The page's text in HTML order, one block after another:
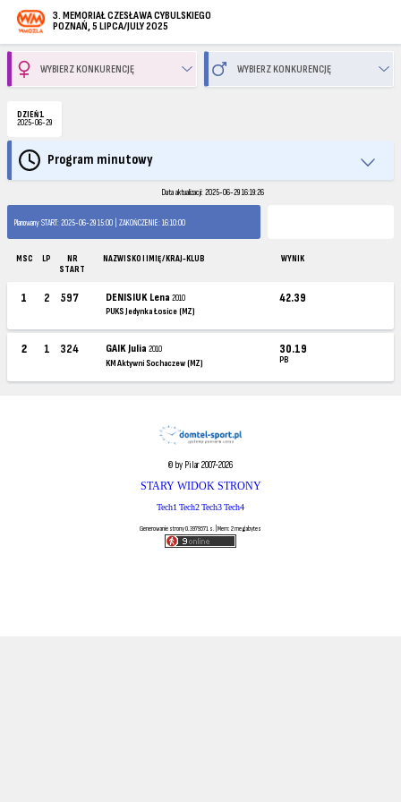
3. MEMORIAŁ CZESŁAWA CYBULSKIEGO
POZNAŃ, 5 LIPCA/JULY 2025
DZIEŃ 1
2025-06-29
Program minutowy
Data aktualizacji: 2025-06-29 16:19:26
Planowany START: 2025-06-29 15:00 | ZAKOŃCZENIE: 16:10:00
MSC LP
NR
START
NAZWISKO I IMIĘ / KRAJ-KLUB WYNIK
1 2 597 DENISIUK Lena2010
PUKS Jedynka Łosice (MZ)
42.39
2 1 324 GAIK Julia2010
KM Aktywni Sochaczew (MZ)
30.19
PB
© by Pilar 2007-2026
STARY WIDOK STRONY
Tech1 Tech2Tech3Tech4
Generowanie strony 0.3979571 s. | Mem: 2 megabytes